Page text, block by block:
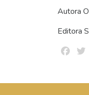
Autora
Editora